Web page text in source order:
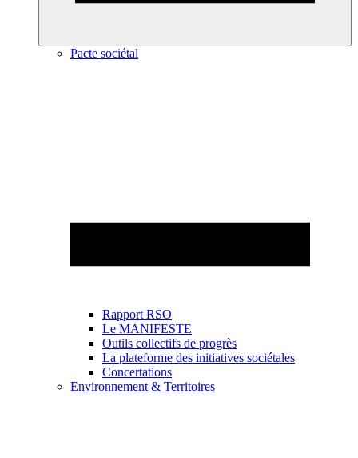
Pacte sociétal
Rapport RSO
Le MANIFESTE
Outils collectifs de progrès
La plateforme des initiatives sociétales
Concertations
Environnement & Territoires